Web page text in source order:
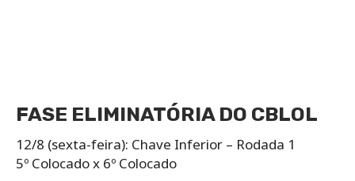
FASE ELIMINATÓRIA DO CBLOL
12/8 (sexta-feira): Chave Inferior – Rodada 1
5º Colocado x 6º Colocado